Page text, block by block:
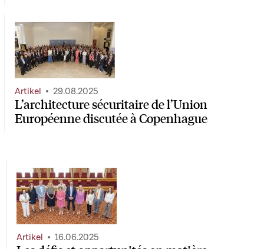
L’architecture sécuritaire de l’Union
Européenne discutée à Copenhague
Artikel 29.08.2025
Artikel 16.06.2025